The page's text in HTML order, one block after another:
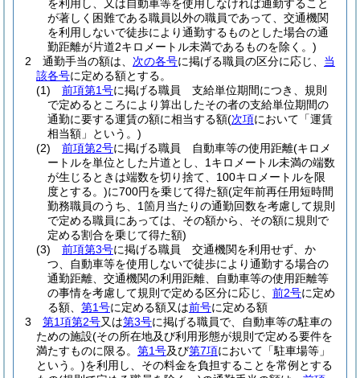
を利用し、又は自動車等を使用しなければ通勤すること
が著しく困難である職員以外の職員であって、交通機関
を利用しないで徒歩により通勤するものとした場合の通
勤距離が片道2キロメートル未満であるものを除く。)
2
通勤手当の額は、 次の各号に掲げる職員の区分に応じ、 当
該各号に定める額とする。
(1)
前項第1号に掲げる職員 支給単位期間につき、規則
で定めるところにより算出したその者の支給単位期間の
通勤に要する運賃の額に相当する額(次項において「運賃
相当額」という。)
(2)
前項第2号に掲げる職員 自動車等の使用距離(キロメ
ートルを単位とした片道とし、1キロメートル未満の端数
が生じるときは端数を切り捨て、100キロメートルを限
度とする。)に700円を乗じて得た額(定年前再任用短時間
勤務職員のうち、1箇月当たりの通勤回数を考慮して規則
で定める職員にあっては、その額から、その額に規則で
定める割合を乗じて得た額)
(3)
前項第3号に掲げる職員 交通機関を利用せず、か
つ、自動車等を使用しないで徒歩により通勤する場合の
通勤距離、交通機関の利用距離、自動車等の使用距離等
の事情を考慮して規則で定める区分に応じ、 前2号に定め
る額、 第1号に定める額又は前号に定める額
3
第1項第2号又は第3号に掲げる職員で、自動車等の駐車の
ための施設(その所在地及び利用形態が規則で定める要件を
満たすものに限る。 第1号及び第7項において「駐車場等」
という。)を利用し、その料金を負担することを常例とする